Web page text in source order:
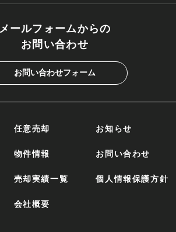
メールフォームからの
お問い合わせ
お問い合わせフォーム
任意売却 お知らせ
物件情報 お問い合わせ
売却実績一覧 個人情報保護方針
会社概要